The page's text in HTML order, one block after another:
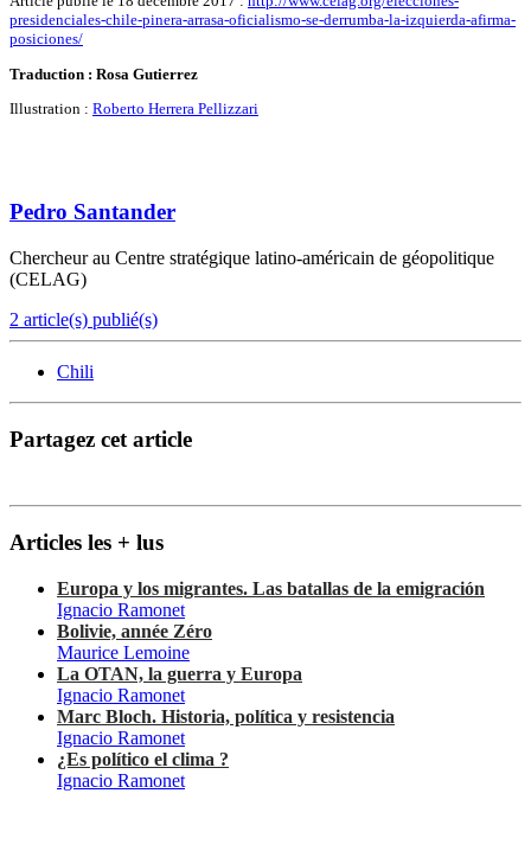
presidenciales-chile-pinera-arrasa-oficialismo-se-derrumba-la-izquierda-afirma-
posiciones/
Traduction : Rosa Gutierrez
Illustration : Roberto Herrera Pellizzari
Pedro Santander
Chercheur au Centre stratégique latino-américain de géopolitique
(CELAG)
2 article(s) publié(s)
Chili
Partagez cet article
Articles les + lus
Europa y los migrantes. Las batallas de la emigración
Ignacio Ramonet
Bolivie, année Zéro
Maurice Lemoine
La OTAN, la guerra y Europa
Ignacio Ramonet
Marc Bloch. Historia, política y resistencia
Ignacio Ramonet
¿Es político el clima ?
Ignacio Ramonet